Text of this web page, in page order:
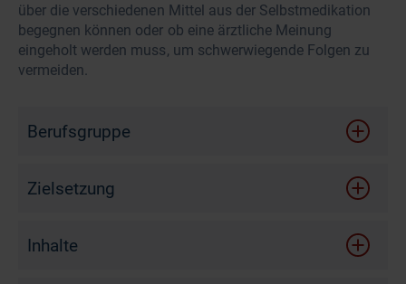
über die verschiedenen Mittel aus der Selbstmedikation
begegnen können oder ob eine ärztliche Meinung
eingeholt werden muss, um schwerwiegende Folgen zu
vermeiden.
Berufsgruppe
Zielsetzung
Inhalte